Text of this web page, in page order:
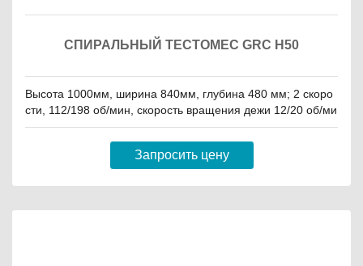
СПИРАЛЬНЫЙ ТЕСТОМЕС GRC H50
Высота 1000мм, ширина 840мм, глубина 480 мм; 2 скоро
сти, 112/198 об/мин, скорость вращения дежи 12/20 об/ми
н, масса замешиваемого теста 20 кг.
Запросить цену